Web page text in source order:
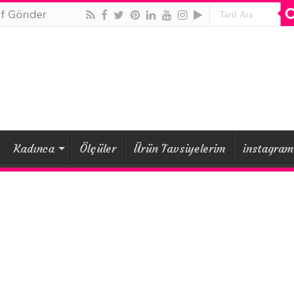
Gönder
Kadınca Ölçüler Ürün Tavsiyelerim instagram